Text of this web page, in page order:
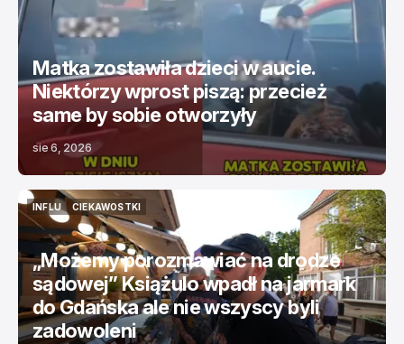
NA DRODZE
Matka zostawiła dzieci w aucie.
Niektórzy wprost piszą: przecież
same by sobie otworzyły
sie 6, 2026
INFLU
INFLU
CIEKAWOSTKI
CIEKAWOSTKI
„Możemy porozmawiać na drodze
sądowej” Książulo wpadł na jarmark
do Gdańska ale nie wszyscy byli
zadowoleni